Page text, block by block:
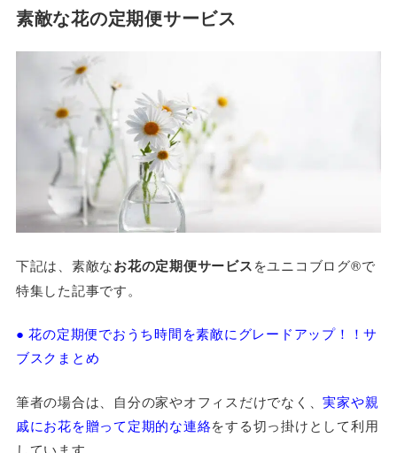
素敵な花の定期便サービス
下記は、素敵なお花の定期便サービスをユニコブログ®で
特集した記事です。
● 花の定期便でおうち時間を素敵にグレードアップ！！サ
ブスクまとめ
筆者の場合は、自分の家やオフィスだけでなく、実家や親
戚にお花を贈って定期的な連絡をする切っ掛けとして利用
しています。